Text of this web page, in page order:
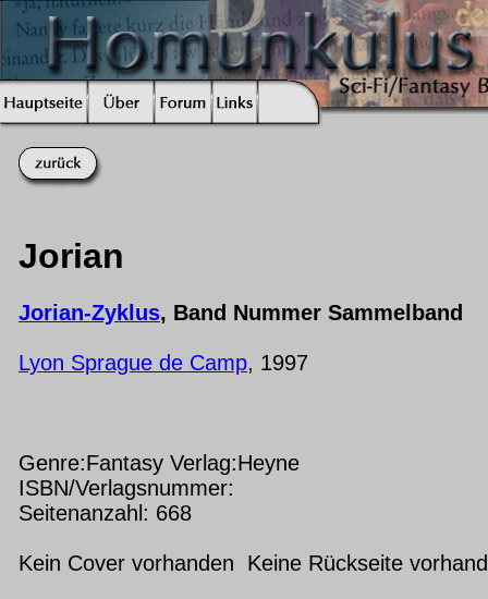
Jorian
Jorian-Zyklus, Band Nummer Sammelband
Lyon Sprague de Camp, 1997
Genre:Fantasy Verlag:Heyne
ISBN/Verlagsnummer:
Seitenanzahl: 668
Kein Cover vorhanden Keine Rückseite